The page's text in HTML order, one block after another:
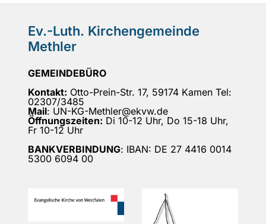
Ev.-Luth. Kirchengemeinde
Methler
GEMEINDEBÜRO
Kontakt: Otto-Prein-Str. 17, 59174 Kamen Tel:
02307/3485
Mail: UN-KG-Methler@ekvw.de
Öffnungszeiten: Di 10-12 Uhr, Do 15-18 Uhr,
Fr 10-12 Uhr
BANKVERBINDUNG: IBAN: DE 27 4416 0014
5300 6094 00